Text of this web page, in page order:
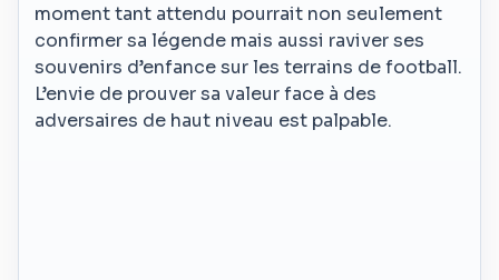
moment tant attendu pourrait non seulement
confirmer sa légende mais aussi raviver ses
souvenirs d’enfance sur les terrains de football.
L’envie de prouver sa valeur face à des
adversaires de haut niveau est palpable.